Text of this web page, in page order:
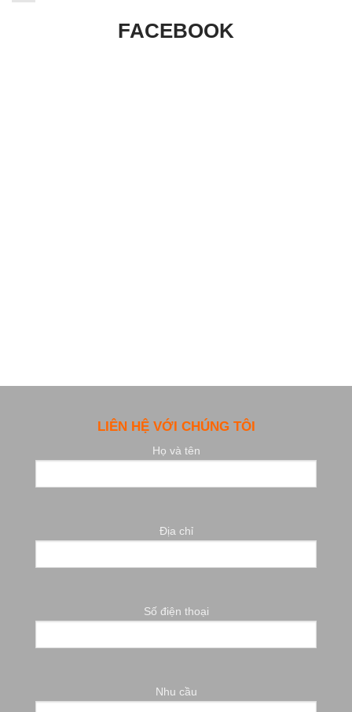
FACEBOOK
LIÊN HỆ VỚI CHÚNG TÔI
Họ và tên
Địa chỉ
Số điện thoại
Nhu cầu